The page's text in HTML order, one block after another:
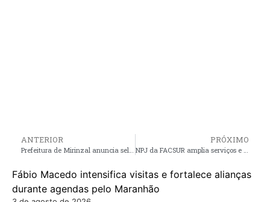
ANTERIOR
Prefeitura de Mirinzal anuncia seletivo para Escola Militar, que acontecerá na próxima terça-feira (18)
PRÓXIMO
NPJ da FACSUR amplia serviços e reforça apoio a pessoas em situação de vulnerabilidade
Fábio Macedo intensifica visitas e fortalece alianças
durante agendas pelo Maranhão